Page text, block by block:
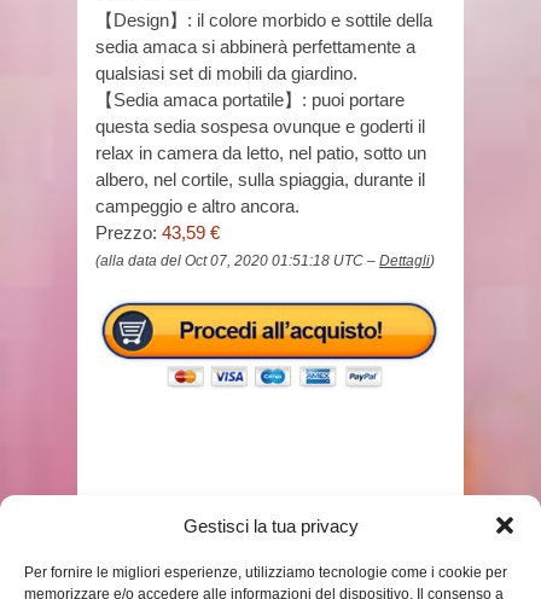
Gestisci la tua privacy
Per fornire le migliori esperienze, utilizziamo tecnologie come i cookie per
memorizzare e/o accedere alle informazioni del dispositivo. Il consenso a
【Design】: il colore morbido e sottile della
sedia amaca si abbinerà perfettamente a
qualsiasi set di mobili da giardino.
【Sedia amaca portatile】: puoi portare
questa sedia sospesa ovunque e goderti il ​​
relax in camera da letto, nel patio, sotto un
albero, nel cortile, sulla spiaggia, durante il
campeggio e altro ancora.
Prezzo: 43,59 €
(alla data del Oct 07, 2020 01:51:18 UTC – Dettagli)
DONDOLO DA GIARDINO IKEA